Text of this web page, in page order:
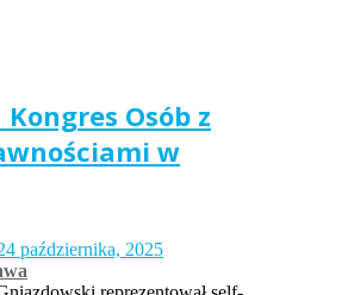
Osób z
w
października, 2025